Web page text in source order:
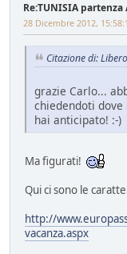
Re:TUNISIA partenza
28 Dicembre 2012,
Citazione di:
grazie Carlo...
chiedendoti
hai anticipato! :-)
Ma figurati!
Qui ci sono le
http://
vacanza.aspx